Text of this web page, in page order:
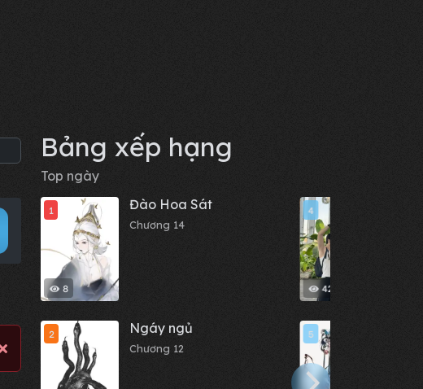
Bảng xếp hạng
Top ngày
8
1 Đào Hoa Sát
Chương 14
2 Ngáy ngủ
Chương 12
421
4
5